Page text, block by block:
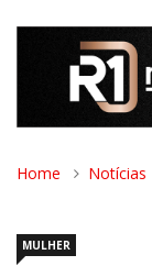
Home Notícias
MULHER